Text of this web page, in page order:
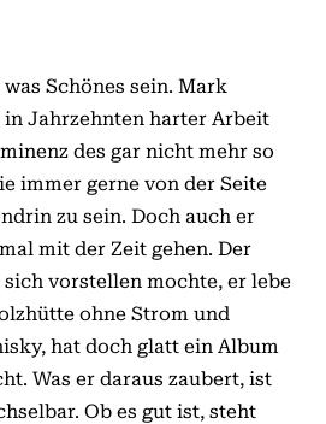
Schönes sein. Mark
in Jahrzehnten harter Arbeit
des gar nicht mehr so
immer gerne von der Seite
zu sein. Doch auch er
mit der Zeit gehen. Der
vorstellen mochte, er lebe
ohne Strom und
hat doch glatt ein Album
Was er daraus zaubert, ist
Ob es gut ist, steht